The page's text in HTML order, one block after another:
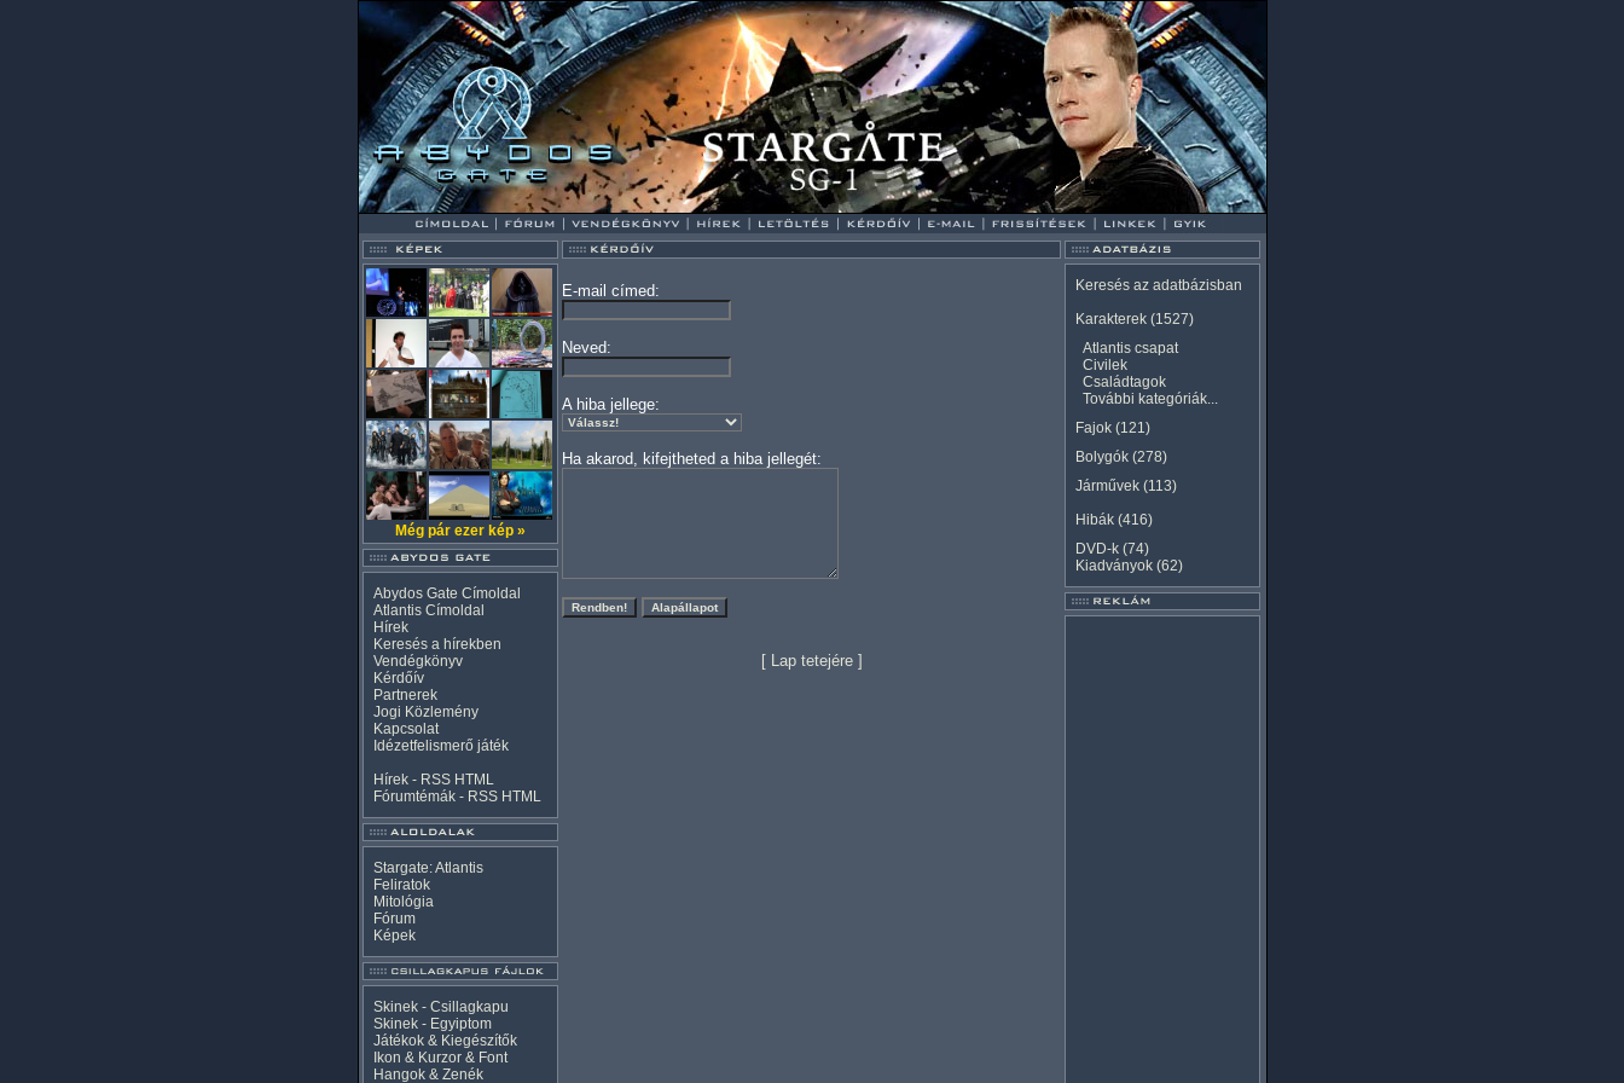
Még pár ezer kép »
Abydos Gate Címoldal
Atlantis Címoldal
Hírek
Keresés a hírekben
Vendégkönyv
Kérdőív
Partnerek
Jogi Közlemény
Kapcsolat
Idézetfelismerő játék
Hírek - RSS HTML
Fórumtémák - RSS HTML
Stargate: Atlantis
Feliratok
Mitológia
Fórum
Képek
Skinek - Csillagkapu
Skinek - Egyiptom
Játékok & Kiegészítők
Ikon & Kurzor & Font
Hangok & Zenék
E-mail címed:
Neved:
A hiba jellege:
Ha akarod, kifejtheted a hiba jellegét:
[ Lap tetejére]
Keresés az adatbázisban
Karakterek (1527)
Atlantis csapat
Civilek
Családtagok
További kategóriák...
Fajok (121)
Bolygók (278)
Járművek (113)
Hibák (416)
DVD-k (74)
Kiadványok (62)